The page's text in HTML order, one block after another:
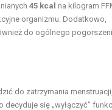
45 kcal na kilogram
organizmu. Dodatkowo,
do ogólnego
do zatrzymania
się „wyłączyć”